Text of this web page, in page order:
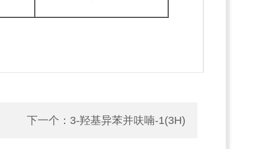
下一个： 3-羟基异苯并呋喃-1(3H)